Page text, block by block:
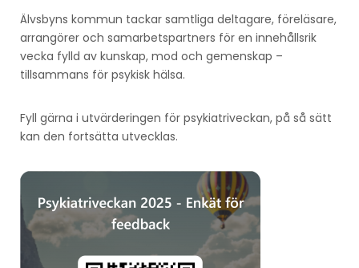
Älvsbyns kommun tackar samtliga deltagare, föreläsare,
arrangörer och samarbetspartners för en innehållsrik
vecka fylld av kunskap, mod och gemenskap –
tillsammans för psykisk hälsa.
Fyll gärna i utvärderingen för psykiatriveckan, på så sätt
kan den fortsätta utvecklas.